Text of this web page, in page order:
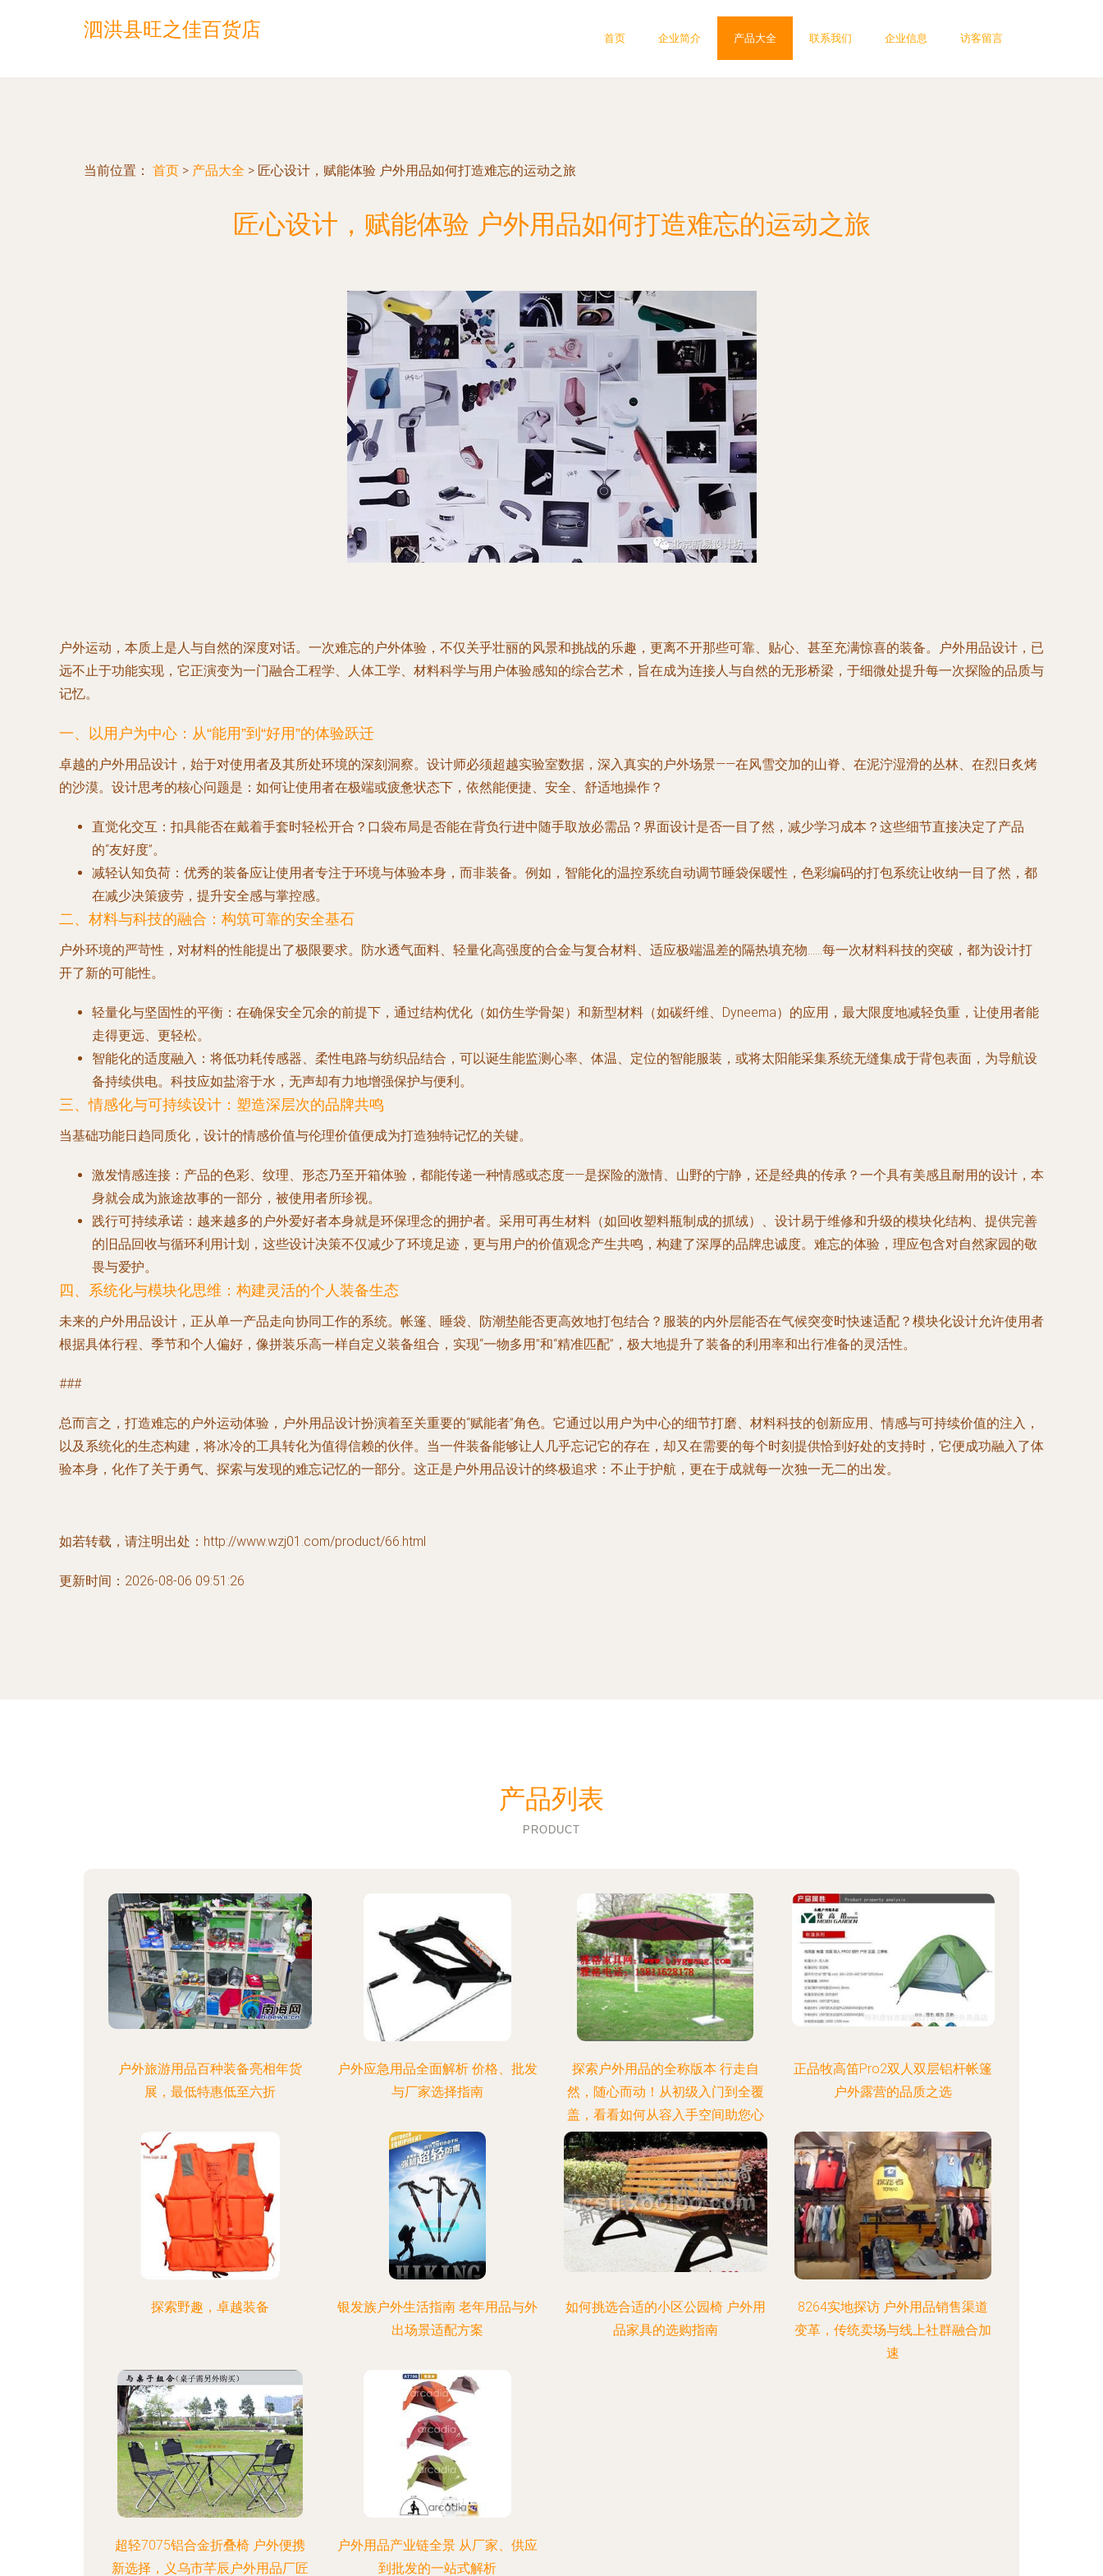
泗洪县旺之佳百货店 首页 企业简介 产品大全 联系我们 企业信息 访客留言
当前位置： 首页 > 产品大全 > 匠心设计，赋能体验 户外用品如何打造难忘的运动之旅
匠心设计，赋能体验 户外用品如何打造难忘的运动之旅
户外运动，本质上是人与自然的深度对话。一次难忘的户外体验，不仅关乎壮丽的风景和挑战的乐趣，更离不开那些可靠、贴心、甚至充满惊喜的装备。户外用品设计，已
远不止于功能实现，它正演变为一门融合工程学、人体工学、材料科学与用户体验感知的综合艺术，旨在成为连接人与自然的无形桥梁，于细微处提升每一次探险的品质与
记忆。
一、以用户为中心：从“能用”到“好用”的体验跃迁
卓越的户外用品设计，始于对使用者及其所处环境的深刻洞察。设计师必须超越实验室数据，深入真实的户外场景——在风雪交加的山脊、在泥泞湿滑的丛林、在烈日炙烤
的沙漠。设计思考的核心问题是：如何让使用者在极端或疲惫状态下，依然能便捷、安全、舒适地操作？
直觉化交互 ：扣具能否在戴着手套时轻松开合？口袋布局是否能在背负行进中随手取放必需品？界面设计是否一目了然，减少学习成本？这些细节直接决定了产品
的“友好度”。
减轻认知负荷 ：优秀的装备应让使用者专注于环境与体验本身，而非装备。例如，智能化的温控系统自动调节睡袋保暖性，色彩编码的打包系统让收纳一目了然，都
在减少决策疲劳，提升安全感与掌控感。
二、材料与科技的融合：构筑可靠的安全基石
户外环境的严苛性，对材料的性能提出了极限要求。防水透气面料、轻量化高强度的合金与复合材料、适应极端温差的隔热填充物……每一次材料科技的突破，都为设计打
开了新的可能性。
轻量化与坚固性的平衡 ：在确保安全冗余的前提下，通过结构优化（如仿生学骨架）和新型材料（如碳纤维、Dyneema）的应用，最大限度地减轻负重，让使用者能
走得更远、更轻松。
智能化的适度融入 ：将低功耗传感器、柔性电路与纺织品结合，可以诞生能监测心率、体温、定位的智能服装，或将太阳能采集系统无缝集成于背包表面，为导航设
备持续供电。科技应如盐溶于水，无声却有力地增强保护与便利。
三、情感化与可持续设计：塑造深层次的品牌共鸣
当基础功能日趋同质化，设计的情感价值与伦理价值便成为打造独特记忆的关键。
激发情感连接 ：产品的色彩、纹理、形态乃至开箱体验，都能传递一种情感或态度——是探险的激情、山野的宁静，还是经典的传承？一个具有美感且耐用的设计，本
身就会成为旅途故事的一部分，被使用者所珍视。
践行可持续承诺 ：越来越多的户外爱好者本身就是环保理念的拥护者。采用可再生材料（如回收塑料瓶制成的抓绒）、设计易于维修和升级的模块化结构、提供完善
的旧品回收与循环利用计划，这些设计决策不仅减少了环境足迹，更与用户的价值观念产生共鸣，构建了深厚的品牌忠诚度。难忘的体验，理应包含对自然家园的敬
畏与爱护。
四、系统化与模块化思维：构建灵活的个人装备生态
未来的户外用品设计，正从单一产品走向协同工作的系统。帐篷、睡袋、防潮垫能否更高效地打包结合？服装的内外层能否在气候突变时快速适配？模块化设计允许使用者
根据具体行程、季节和个人偏好，像拼装乐高一样自定义装备组合，实现“一物多用”和“精准匹配”，极大地提升了装备的利用率和出行准备的灵活性。
###
总而言之，打造难忘的户外运动体验，户外用品设计扮演着至关重要的“赋能者”角色。它通过以用户为中心的细节打磨、材料科技的创新应用、情感与可持续价值的注入，
以及系统化的生态构建，将冰冷的工具转化为值得信赖的伙伴。当一件装备能够让人几乎忘记它的存在，却又在需要的每个时刻提供恰到好处的支持时，它便成功融入了体
验本身，化作了关于勇气、探索与发现的难忘记忆的一部分。这正是户外用品设计的终极追求：不止于护航，更在于成就每一次独一无二的出发。
如若转载，请注明出处：http://www.wzj01.com/product/66.html
更新时间：2026-08-06 09:51:26
产品列表
PRODUCT
户外旅游用品百种装备亮相年货
展，最低特惠低至六折
户外应急用品全面解析 价格、批发
与厂家选择指南
探索户外用品的全称版本 行走自
然，随心而动！从初级入门到全覆
盖，看看如何从容入手空间助您心
荡花开
正品牧高笛Pro2双人双层铝杆帐篷
户外露营的品质之选
探索野趣，卓越装备
银发族户外生活指南 老年用品与外
出场景适配方案
如何挑选合适的小区公园椅 户外用
品家具的选购指南
8264实地探访 户外用品销售渠道
变革，传统卖场与线上社群融合加
速
超轻7075铝合金折叠椅 户外便携
新选择，义乌市芊辰户外用品厂匠
户外用品产业链全景 从厂家、供应
到批发的一站式解析